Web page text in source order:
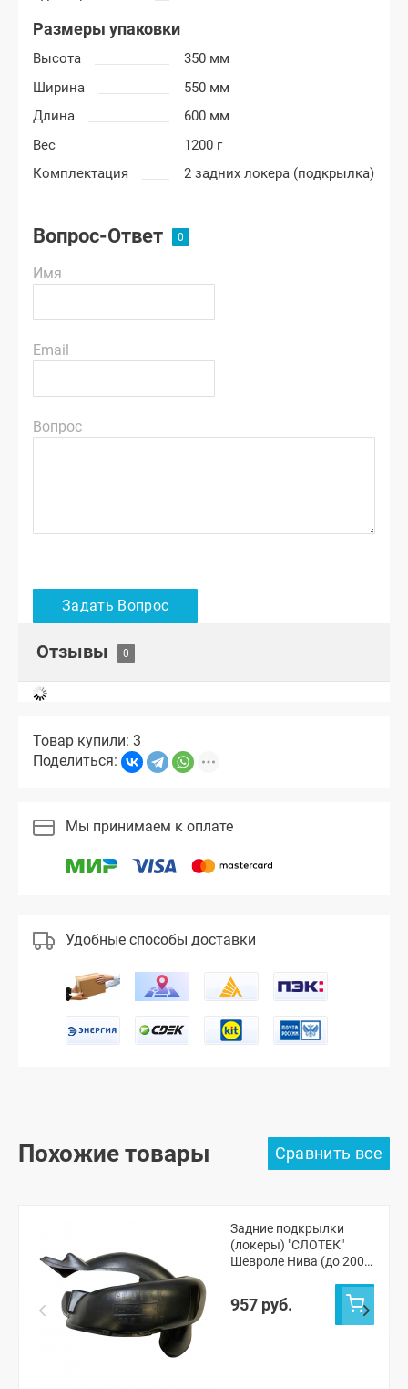
Размеры упаковки
Высота
350 мм
Ширина
550 мм
Длина
600 мм
Вес
1200 г
Комплектация
2 задних локера (подкрылка)
Вопрос-Ответ
Имя
Email
Вопрос
Отзывы
Товар купили: 3
Поделиться:
Мы принимаем к оплате
Удобные способы доставки
Похожие товары
Задние подкрылки
(локеры) "СЛОТЕК"
Шевроле Нива (до 2009
957 руб.